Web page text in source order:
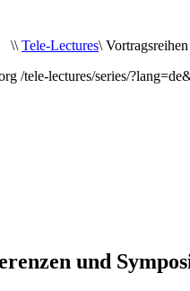
\\ Tele-Lectures\ Vortragsreihen
/tele-lectures/series/
und